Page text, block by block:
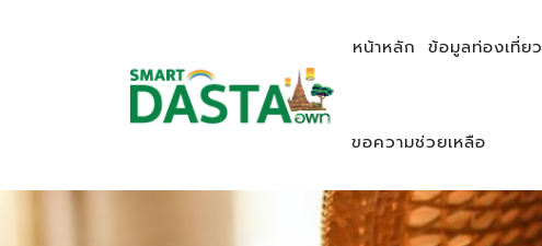
หน้าหลัก ข้อมูลท่องเที่ยว
ขอความช่วยเหลือ